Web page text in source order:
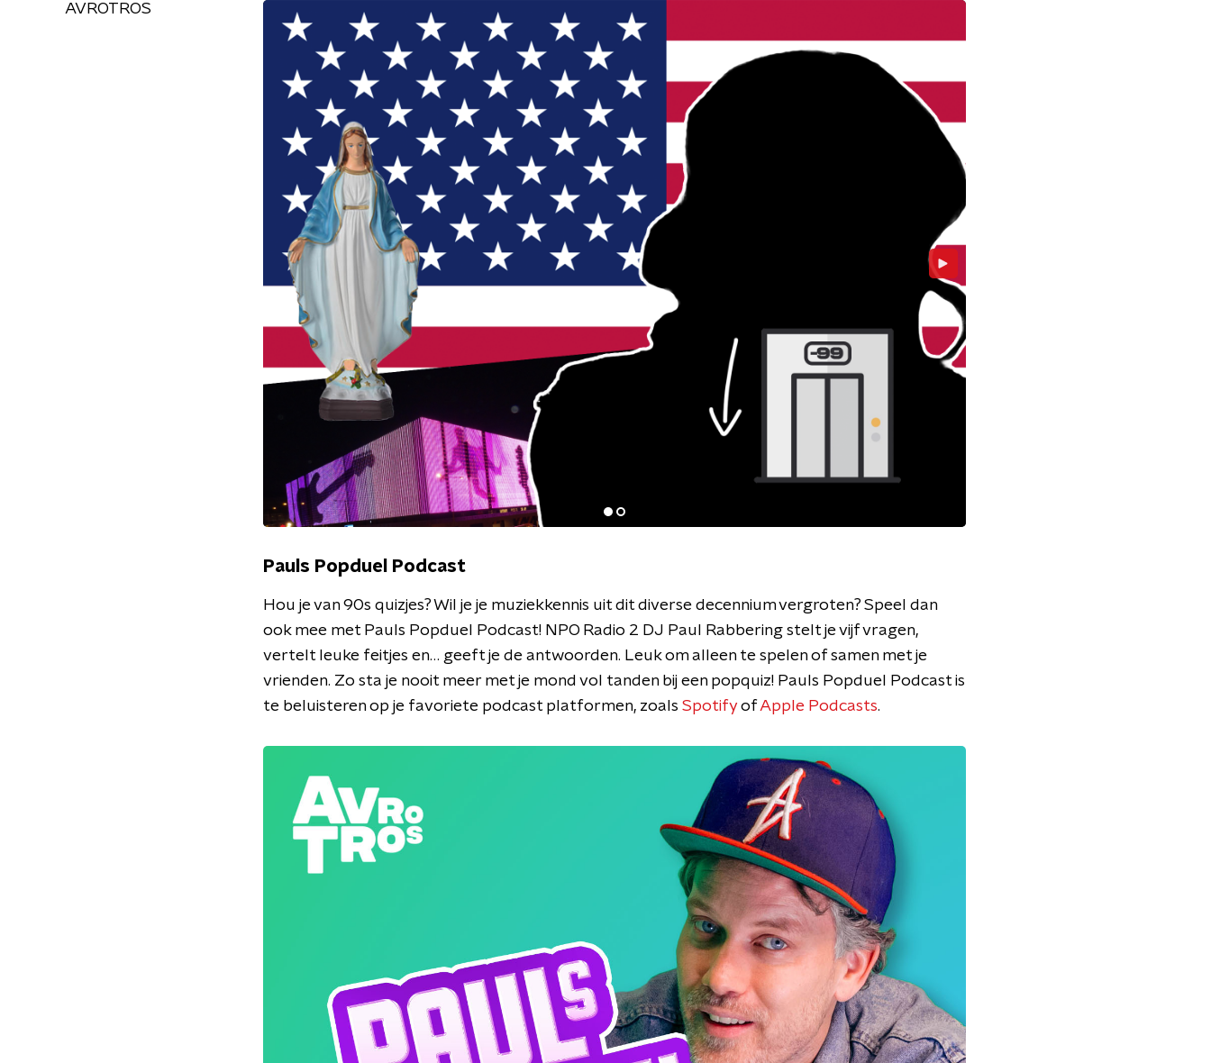
Pauls Popduel Podcast
Hou je van 90s quizjes? Wil je je muziekkennis uit dit diverse decennium vergroten? Speel dan
ook mee met Pauls Popduel Podcast! NPO Radio 2 DJ Paul Rabbering stelt je vijf vragen,
vertelt leuke feitjes en… geeft je de antwoorden. Leuk om alleen te spelen of samen met je
vrienden. Zo sta je nooit meer met je mond vol tanden bij een popquiz! Pauls Popduel Podcast is
te beluisteren op je favoriete podcast platformen, zoals SpotifyofApple Podcasts.
AVROTROS